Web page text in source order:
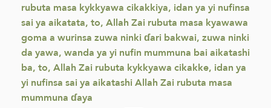
rubuta masa kykkyawa cikakkiya, idan ya yi nufinsa
sai ya aikatata, to, Allah Zai rubuta masa kyawawa
goma a wurinsa zuwa ninki ɗari bakwai, zuwa ninki
da yawa, wanda ya yi nufin mummuna bai aikatashi
ba, to, Allah Zai rubuta kykkyawa cikakke, idan ya
yi nufinsa sai ya aikatashi Allah Zai rubuta masa
mummuna ɗaya